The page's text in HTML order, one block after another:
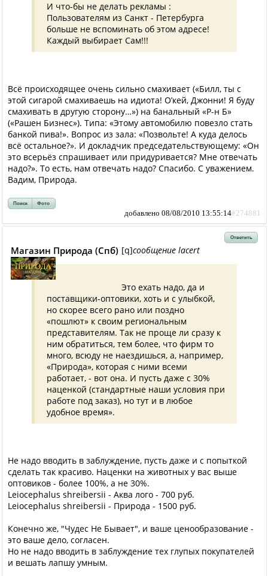
И что-бы не делать рекламы :
Пользователям из Санкт - Петербурга
больше не вспоминать об этом адресе!
Каждый выбирает Сам!!!
Всё происходящее очень сильно смахивает («Билл, ты с
этой сигарой смахиваешь на идиота! О’кей, Джонни! Я буду
смахивать в другую сторону…») на банальный «Р-н Б»
(«Рашен Бизнес»). Типа: «Этому автомобилю повезло стать
банкой пива!». Вопрос из зала: «Позвольте! А куда делось
всё остальное?». И докладчик председательствующему: «Он
это всерьёз спрашивает или придуривается? Мне отвечать
надо?». То есть, нам отвечать надо? Спасибо. С уважением.
Вадим, Природа.
Поиск Фото
добавлено 08/08/2010 13:55:14#274881
Ответить
Магазин Природа (Спб) [q]сообщение lacert
Это ехать надо, да и
поставщики-оптовики, хоть и с улыбкой,
но скорее всего рано или поздно
«пошлют» к своим региональным
представителям. Так не проще ли сразу к
ним обратиться, тем более, что фирм то
много, всюду не наездишься, а, например,
«Природа», которая с ними всеми
работает, - вот она. И пусть даже с 30%
наценкой (стандартные наши условия при
работе под заказ), но тут и в любое
удобное время».
Не надо вводить в заблуждение, пусть даже и с попыткой
сделать так красиво. Наценки на животных у вас выше
оптовиков - более 100%, а не 30%.
Leiocephalus shreibersii - Аква лого - 700 руб.
Leiocephalus shreibersii - Природа - 1500 руб.
Конечно же, "Чудес Не Бывает", и ваше ценообразование -
это ваше дело, согласен.
Но не надо вводить в заблуждение тех глупых покупателей
и вешать лапшу умным.